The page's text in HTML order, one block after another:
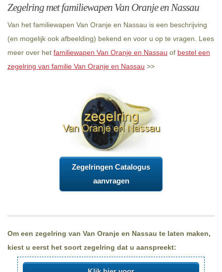
Zegelring met familiewapen Van Oranje en Nassau
Van het familiewapen Van Oranje en Nassau is een beschrijving
(en mogelijk ook afbeelding) bekend en voor u op te vragen. Lees
meer over het familiewapen Van Oranje en Nassau of bestel een
zegelring van familie Van Oranje en Nassau >>
Zegelringen Catalogus
aanvragen
Om een zegelring van Van Oranje en Nassau te laten maken,
kiest u eerst het soort zegelring dat u aanspreekt: